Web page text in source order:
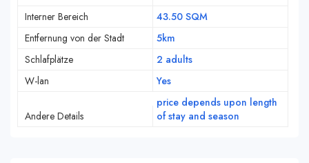
Interner Bereich
43.50 SQM
Entfernung von der Stadt
5km
Schlafplätze
2 adults
W-lan
Yes
Andere Details
price depends upon length
of stay and season